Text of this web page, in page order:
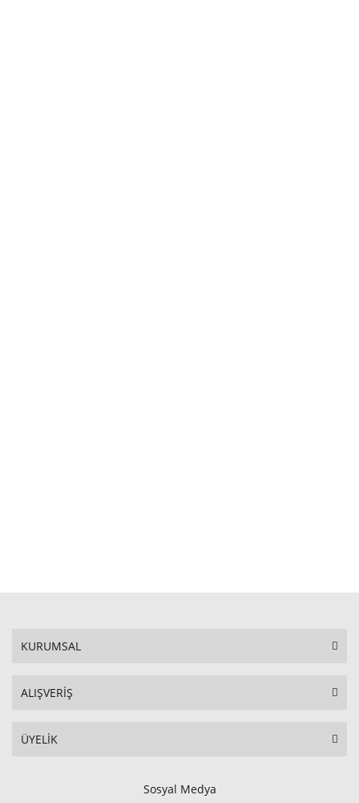
KURUMSAL
ALIŞVERİŞ
ÜYELİK
Sosyal Medya